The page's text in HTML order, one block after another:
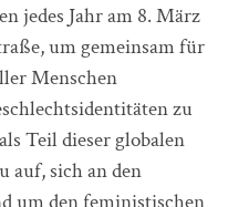
jedes Jahr am 8. März
um gemeinsam für
Menschen
zu
Teil dieser globalen
auf, sich an den